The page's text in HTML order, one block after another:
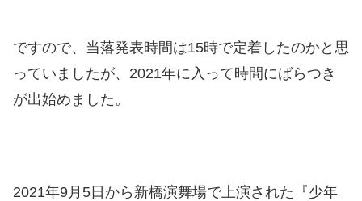
ですので、当落発表時間は15時で定着したのかと思
っていましたが、2021年に入って時間にばらつき
が出始めました。
2021年9月5日から新橋演舞場で上演された『少年